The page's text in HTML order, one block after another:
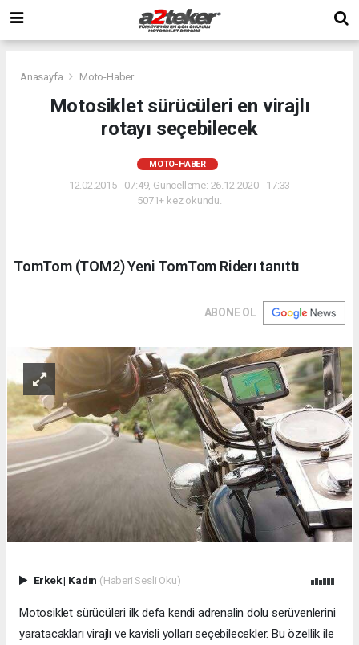
Anasayfa Moto-Haber
Motosiklet sürücüleri en virajlı
rotayı seçebilecek
MOTO-HABER
12.02.2015 - 07:49, Güncelleme: 26.12.2020 - 17:33
5071+ kez okundu.
TomTom (TOM2) Yeni TomTom Riderı tanıttı
ABONE OL
Erkek| Kadın (Haberi Sesli Oku)
Motosiklet sürücüleri ilk defa kendi adrenalin dolu serüvenlerini
yaratacakları virajlı ve kavisli yolları seçebilecekler. Bu özellik ile